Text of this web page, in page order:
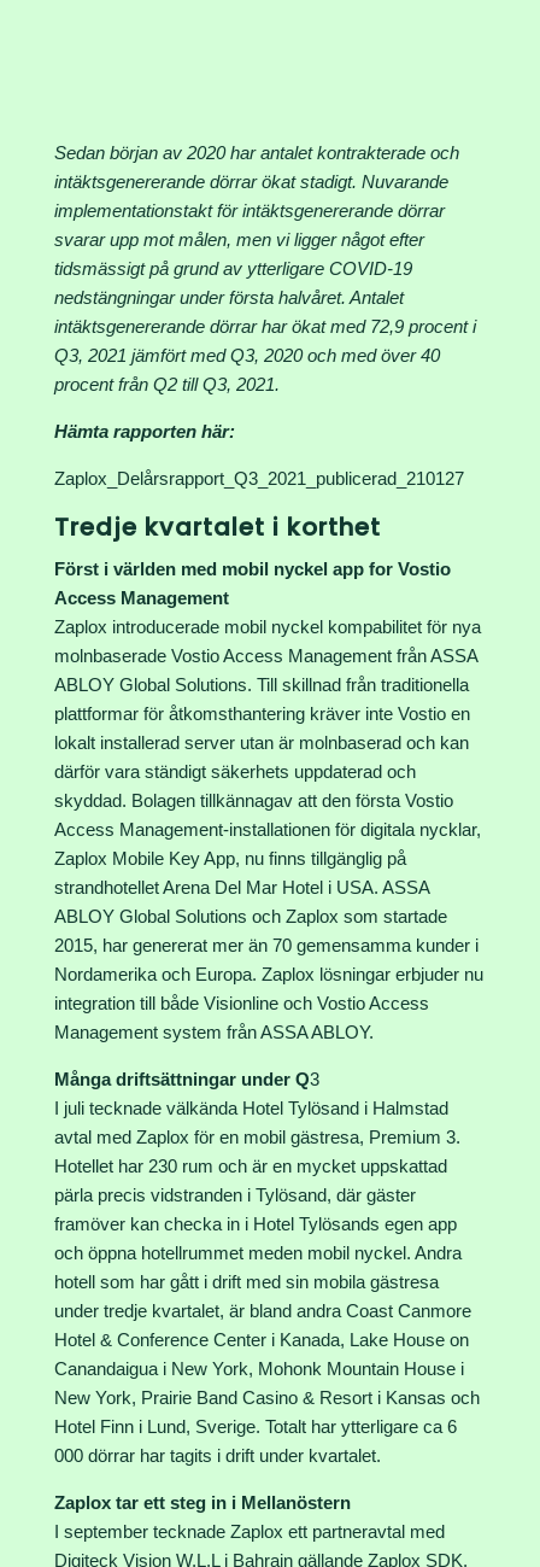
Sedan början av 2020 har antalet kontrakterade och
intäktsgenererande dörrar ökat stadigt. Nuvarande
implementationstakt för intäktsgenererande dörrar
svarar upp mot målen, men vi ligger något efter
tidsmässigt på grund av ytterligare COVID-19
nedstängningar under första halvåret. Antalet
intäktsgenererande dörrar har ökat med 72,9 procent i
Q3, 2021 jämfört med Q3, 2020 och med över 40
procent från Q2 till Q3, 2021.
Hämta rapporten här:
Zaplox_Delårsrapport_Q3_2021_publicerad_210127
Tredje kvartalet i korthet
Först i världen med mobil nyckel app for Vostio
Access Management
Zaplox introducerade mobil nyckel kompabilitet för nya
molnbaserade Vostio Access Management från ASSA
ABLOY Global Solutions. Till skillnad från traditionella
plattformar för åtkomsthantering kräver inte Vostio en
lokalt installerad server utan är molnbaserad och kan
därför vara ständigt säkerhets uppdaterad och
skyddad. Bolagen tillkännagav att den första Vostio
Access Management-installationen för digitala nycklar,
Zaplox Mobile Key App, nu finns tillgänglig på
strandhotellet Arena Del Mar Hotel i USA. ASSA
ABLOY Global Solutions och Zaplox som startade
2015, har genererat mer än 70 gemensamma kunder i
Nordamerika och Europa. Zaplox lösningar erbjuder nu
integration till både Visionline och Vostio Access
Management system från ASSA ABLOY.
Många driftsättningar under Q3
I juli tecknade välkända Hotel Tylösand i Halmstad
avtal med Zaplox för en mobil gästresa, Premium 3.
Hotellet har 230 rum och är en mycket uppskattad
pärla precis vidstranden i Tylösand, där gäster
framöver kan checka in i Hotel Tylösands egen app
och öppna hotellrummet meden mobil nyckel. Andra
hotell som har gått i drift med sin mobila gästresa
under tredje kvartalet, är bland andra Coast Canmore
Hotel & Conference Center i Kanada, Lake House on
Canandaigua i New York, Mohonk Mountain House i
New York, Prairie Band Casino & Resort i Kansas och
Hotel Finn i Lund, Sverige. Totalt har ytterligare ca 6
000 dörrar har tagits i drift under kvartalet.
Zaplox tar ett steg in i Mellanöstern
I september tecknade Zaplox ett partneravtal med
Digiteck Vision W.L.L i Bahrain gällande Zaplox SDK.